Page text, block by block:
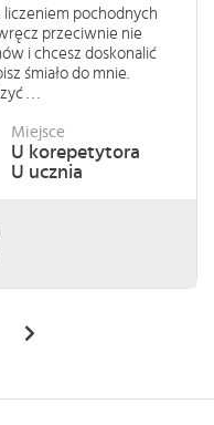
liczeniem pochodnych
przeciwnie nie
i chcesz doskonalić
śmiało do mnie.
. . .
Miejsce
U korepetytora
U ucznia